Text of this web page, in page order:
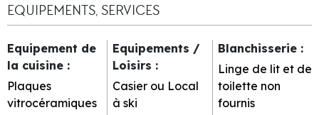
EQUIPEMENTS, SERVICES
Equipement de
la cuisine :
Plaques
vitrocéramiques
Equipements /
Loisirs :
Casier ou Local
à ski
Blanchisserie :
Linge de lit et de
toilette non
fournis